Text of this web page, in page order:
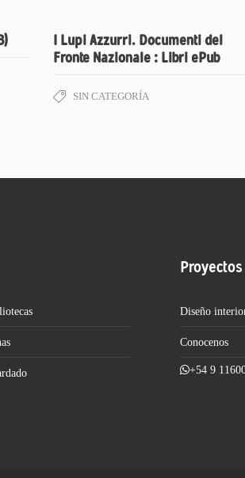
I Lupi Azzurri. Documenti del
Fronte Nazionale : Libri ePub
SIN CATEGORÍA
Diseño
Conocenos
+54 9